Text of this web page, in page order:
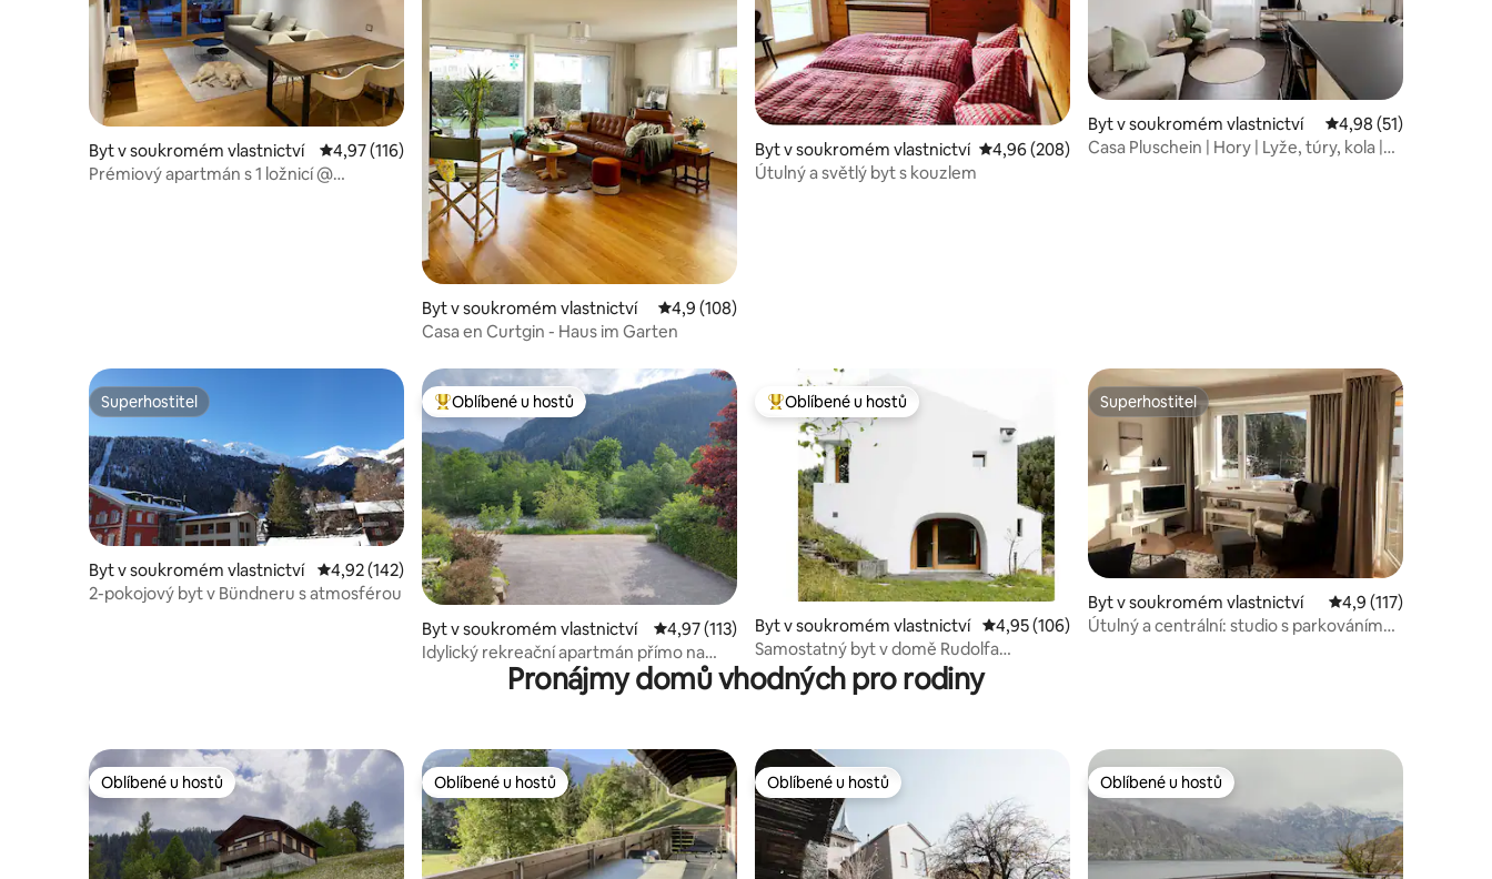
Byt v soukromém vlastnictví Průměrné hodnocení 4,97 z 5, 116 hodnocení
4,97 (116)
Prémiový apartmán s 1 ložnicí @
Byt v soukromém vlastnictví Průměrné hodnocení 4,9 z 5, 108 hodnocení
4,9 (108)
Casa en Curtgin - Haus im Garten
Byt v soukromém vlastnictví Průměrné hodnocení 4,96 z 5, 208 hodnocení
4,96 (208)
Útulný a světlý byt s kouzlem
Byt v soukromém vlastnictví Průměrné hodnocení
4,98 (51)
Casa Pluschein | Hory | Lyže, túry, kola |
Superhostitel
Superhostitel
Byt v soukromém vlastnictví Průměrné hodnocení 4,92 z 5, 142 hodnocení
4,92 (142)
2-pokojový byt v Bündneru s atmosférou
Nejlepší v kategorii Oblíbené u hostů
Oblíbené u hostů
Byt v soukromém vlastnictví Průměrné hodnocení 4,97 z 5, 113 hodnocení
4,97 (113)
Idylický rekreační apartmán přímo na
Hinterrhein
Nejlepší v kategorii Oblíbené u hostů
Oblíbené u hostů
Byt v soukromém vlastnictví Průměrné hodnocení 4,95 z 5, 106 hodnocení
4,95 (106)
Samostatný byt v domě Rudolfa
Olgiatiho
Superhostitel
Superhostitel
Byt v soukromém vlastnictví Průměrné
4,9 (117)
Útulný a centrální: studio s parkováním
Pronájmy domů vhodných pro rodiny
Oblíbené u hostů
Oblíbené u hostů Oblíbené u hostů
Oblíbené u hostů Oblíbené u hostů
Oblíbené u hostů Oblíbené u hostů
Oblíbené u hostů